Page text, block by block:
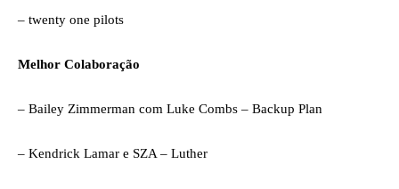
– twenty one pilots
Melhor Colaboração
– Bailey Zimmerman com Luke Combs – Backup Plan
– Kendrick Lamar e SZA – Luther